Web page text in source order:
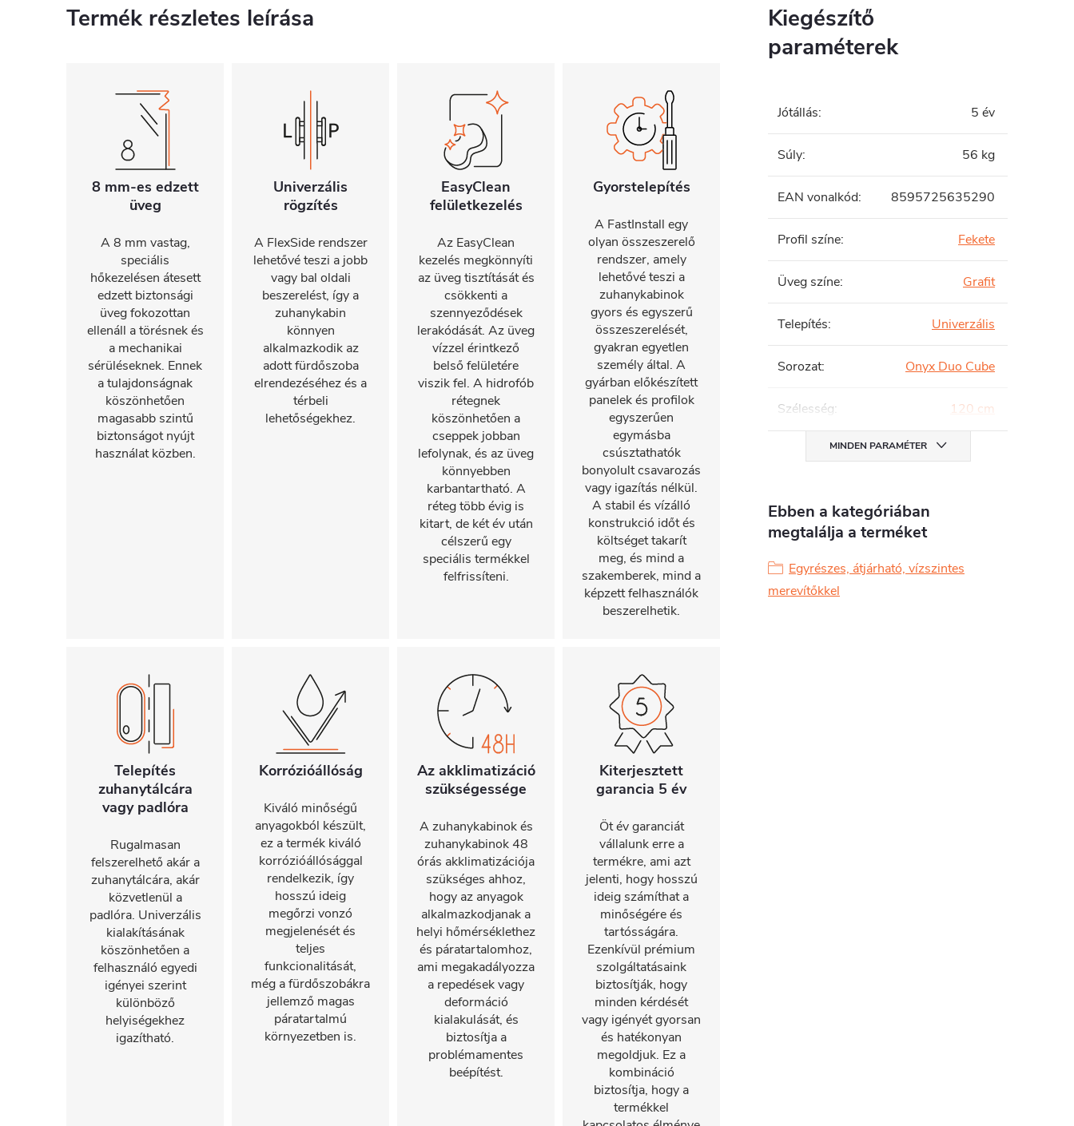
Termék részletes leírása
8 mm-es edzett
üveg
A 8 mm vastag,
speciális
hőkezelésen átesett
edzett biztonsági
üveg fokozottan
ellenáll a törésnek és
a mechanikai
sérüléseknek. Ennek
a tulajdonságnak
köszönhetően
magasabb szintű
biztonságot nyújt
használat közben.
Univerzális
rögzítés
A FlexSide rendszer
lehetővé teszi a jobb
vagy bal oldali
beszerelést, így a
zuhanykabin
könnyen
alkalmazkodik az
adott fürdőszoba
elrendezéséhez és a
térbeli
lehetőségekhez.
EasyClean
felületkezelés
Az EasyClean
kezelés megkönnyíti
az üveg tisztítását és
csökkenti a
szennyeződések
lerakódását. Az üveg
vízzel érintkező
belső felületére
viszik fel. A hidrofób
rétegnek
köszönhetően a
cseppek jobban
lefolynak, és az üveg
könnyebben
karbantartható. A
réteg több évig is
kitart, de két év után
célszerű egy
speciális termékkel
felfrissíteni.
Gyorstelepítés
A FastInstall egy
olyan összeszerelő
rendszer, amely
lehetővé teszi a
zuhanykabinok
gyors és egyszerű
összeszerelését,
gyakran egyetlen
személy által. A
gyárban előkészített
panelek és profilok
egyszerűen
egymásba
csúsztathatók
bonyolult csavarozás
vagy igazítás nélkül.
A stabil és vízálló
konstrukció időt és
költséget takarít
meg, és mind a
szakemberek, mind a
képzett felhasználók
beszerelhetik.
Telepítés
zuhanytálcára
vagy padlóra
Rugalmasan
felszerelhető akár a
zuhanytálcára, akár
közvetlenül a
padlóra. Univerzális
kialakításának
köszönhetően a
felhasználó egyedi
igényei szerint
különböző
helyiségekhez
igazítható.
Korrózióállóság
Kiváló minőségű
anyagokból készült,
ez a termék kiváló
korrózióállósággal
rendelkezik, így
hosszú ideig
megőrzi vonzó
megjelenését és
teljes
funkcionalitását,
még a fürdőszobákra
jellemző magas
páratartalmú
környezetben is.
Az akklimatizáció
szükségessége
A zuhanykabinok és
zuhanykabinok 48
órás akklimatizációja
szükséges ahhoz,
hogy az anyagok
alkalmazkodjanak a
helyi hőmérséklethez
és páratartalomhoz,
ami megakadályozza
a repedések vagy
deformáció
kialakulását, és
biztosítja a
problémamentes
beépítést.
Kiterjesztett
garancia 5 év
Öt év garanciát
vállalunk erre a
termékre, ami azt
jelenti, hogy hosszú
ideig számíthat a
minőségére és
tartósságára.
Ezenkívül prémium
szolgáltatásaink
biztosítják, hogy
minden kérdését
vagy igényét gyorsan
és hatékonyan
megoldjuk. Ez a
kombináció
biztosítja, hogy a
termékkel
Kiegészítő
paraméterek
Jótállás: 5 év
Súly: 56 kg
EAN vonalkód: 8595725635290
Profil színe: Fekete
Üveg színe: Grafit
Telepítés: Univerzális
Sorozat: Onyx Duo Cube
Szélesség: 120 cm
MINDEN PARAMÉTER
Ebben a kategóriában
megtalálja a terméket
Egyrészes, átjárható, vízszintes
merevítőkkel